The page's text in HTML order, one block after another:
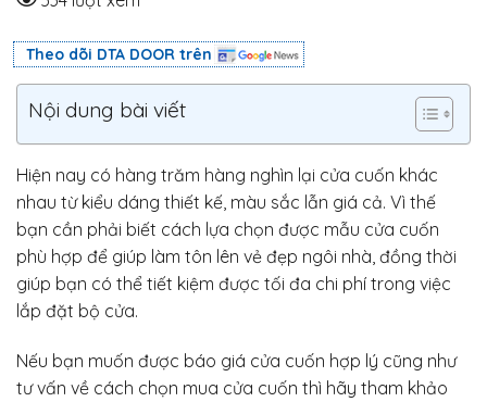
Theo dõi DTA DOOR trên
Nội dung bài viết
Hiện nay có hàng trăm hàng nghìn lại cửa cuốn khác
nhau từ kiểu dáng thiết kế, màu sắc lẫn giá cả. Vì thế
bạn cần phải biết cách lựa chọn được mẫu cửa cuốn
phù hợp để giúp làm tôn lên vẻ đẹp ngôi nhà, đồng thời
giúp bạn có thể tiết kiệm được tối đa chi phí trong việc
lắp đặt bộ cửa.
Nếu bạn muốn được báo giá cửa cuốn hợp lý cũng như
tư vấn về cách chọn mua cửa cuốn thì hãy tham khảo